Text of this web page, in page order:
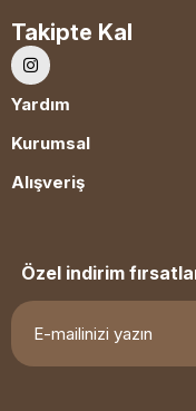
Takipte Kal
Yardım
Kurumsal
Alışveriş
Özel indirim